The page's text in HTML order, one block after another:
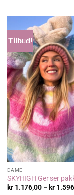
Tilbud!
DAME
SKYHIGH Genser
kr1.176,00 – kr